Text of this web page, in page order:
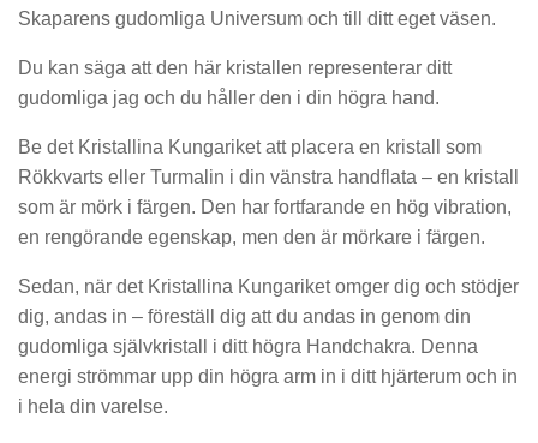
Skaparens gudomliga Universum och till ditt eget väsen.
Du kan säga att den här kristallen representerar ditt
gudomliga jag och du håller den i din högra hand.
Be det Kristallina Kungariket att placera en kristall som
Rökkvarts eller Turmalin i din vänstra handflata – en kristall
som är mörk i färgen. Den har fortfarande en hög vibration,
en rengörande egenskap, men den är mörkare i färgen.
Sedan, när det Kristallina Kungariket omger dig och stödjer
dig, andas in – föreställ dig att du andas in genom din
gudomliga självkristall i ditt högra Handchakra. Denna
energi strömmar upp din högra arm in i ditt hjärterum och in
i hela din varelse.